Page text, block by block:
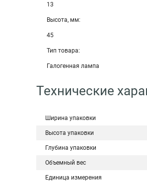
13
Высота, мм:
45
Тип товара:
Галогенная лампа
Технические
Ширина упаковки
Высота упаковки
Глубина упаковки
Объемный вес
Единица измерения